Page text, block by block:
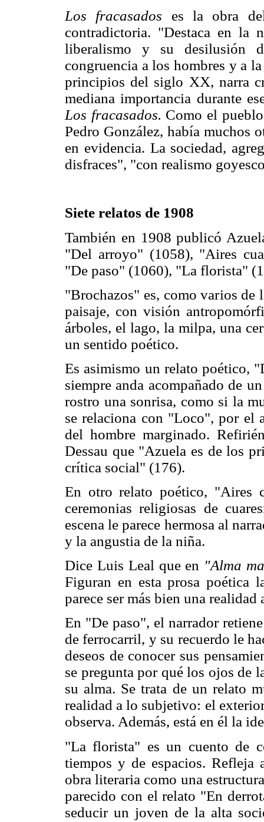
Los fracasados es la obra
contradictoria. "Destaca en
liberalismo y su desilusión
congruencia a los hombres y a
principios del siglo XX, narra
mediana importancia durante
Los fracasados. Como el
Pedro González, había muchos
en evidencia. La sociedad,
disfraces", "con realismo
Siete relatos de 1908
También en 1908 publicó
"Del arroyo" (1058), "Aires
"De paso" (1060), "La florista"
"Brochazos" es, como varios de
paisaje, con visión
árboles, el lago, la milpa, una
un sentido poético.
Es asimismo un relato poético,
siempre anda acompañado de
rostro una sonrisa, como si la
se relaciona con "Loco", por el
del hombre marginado.
Dessau que "Azuela es de los
crítica social" (176).
En otro relato poético, "Aires
ceremonias religiosas de
escena le parece hermosa al
y la angustia de la niña.
Dice Luis Leal que en "Alma
Figuran en esta prosa poética
parece ser más bien una realidad
En "De paso", el narrador
de ferrocarril, y su recuerdo le
deseos de conocer sus
se pregunta por qué los ojos de
su alma. Se trata de un relato
realidad a lo subjetivo: el
observa. Además, está en él la
"La florista" es un cuento de
tiempos y de espacios. Refleja
obra literaria como una
parecido con el relato "En
seducir un joven de la alta